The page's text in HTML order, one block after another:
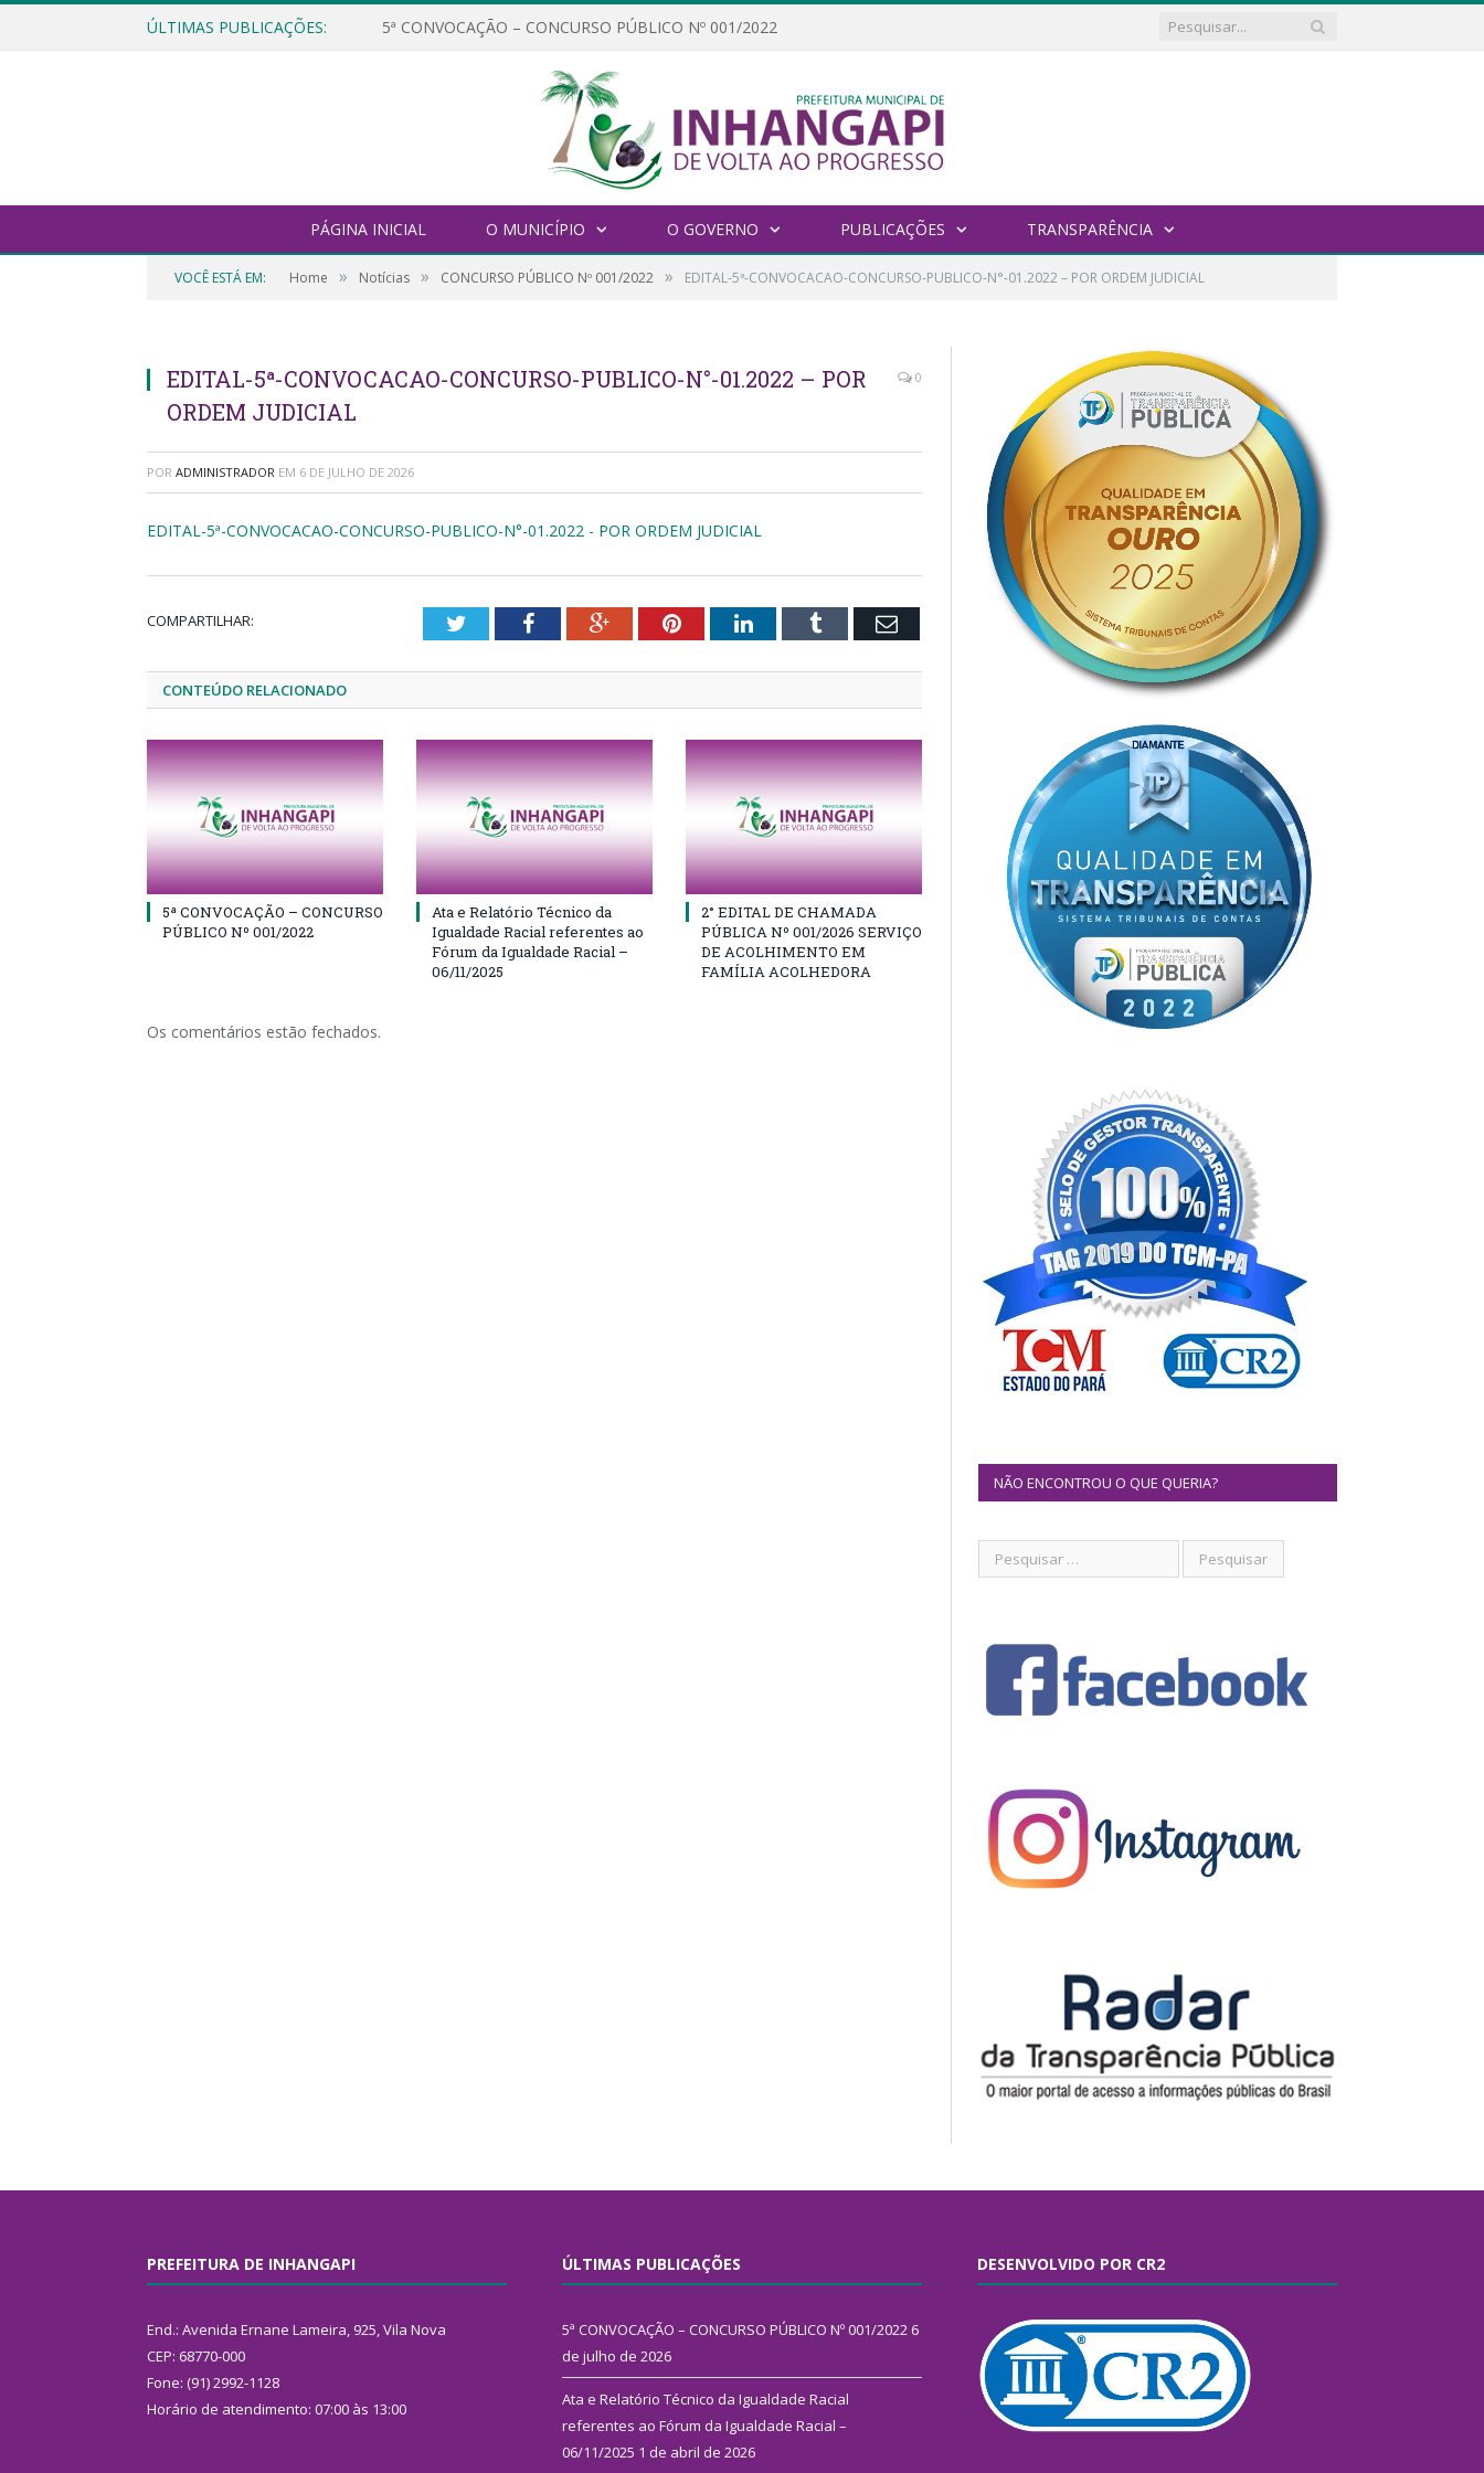
ÚLTIMAS PUBLICAÇÕES: 5ª CONVOCAÇÃO – CONCURSO PÚBLICO Nº 001/2022
PÁGINA INICIAL O MUNICÍPIO O GOVERNO PUBLICAÇÕES TRANSPARÊNCIA
VOCÊ ESTÁ EM: Home » Notícias » CONCURSO PÚBLICO Nº 001/2022 » EDITAL-5ª-CONVOCACAO-CONCURSO-PUBLICO-N°-01.2022 – POR ORDEM JUDICIAL
EDITAL-5ª-CONVOCACAO-CONCURSO-PUBLICO-N°-01.2022 – POR
ORDEM JUDICIAL
0
POR ADMINISTRADOR EM 6 DE JULHO DE 2026
EDITAL-5ª-CONVOCACAO-CONCURSO-PUBLICO-N°-01.2022 - POR ORDEM JUDICIAL
COMPARTILHAR: TwitterFacebookGoogle+PinterestLinkedInTumblr Email
CONTEÚDO RELACIONADO
5ª CONVOCAÇÃO – CONCURSO
PÚBLICO Nº 001/2022
Ata e Relatório Técnico da
Igualdade Racial referentes ao
Fórum da Igualdade Racial –
06/11/2025
2° EDITAL DE CHAMADA
PÚBLICA Nº 001/2026 SERVIÇO
DE ACOLHIMENTO EM
FAMÍLIA ACOLHEDORA
Os comentários estão fechados.
NÃO ENCONTROU O QUE QUERIA?
PREFEITURA DE INHANGAPI
End.: Avenida Ernane Lameira, 925, Vila Nova
CEP: 68770-000
Fone: (91) 2992-1128
Horário de atendimento: 07:00 às 13:00
ÚLTIMAS PUBLICAÇÕES
5ª CONVOCAÇÃO – CONCURSO PÚBLICO Nº 001/2022 6
de julho de 2026
Ata e Relatório Técnico da Igualdade Racial
referentes ao Fórum da Igualdade Racial –
06/11/2025 1 de abril de 2026
DESENVOLVIDO POR CR2